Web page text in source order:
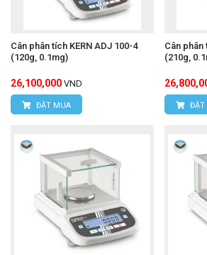
Cân phân tích KERN ADJ 100-4
(120g, 0.1mg)
26,100,000 VND
ĐẶT MUA
Cân phân
(210g,
ĐẶT